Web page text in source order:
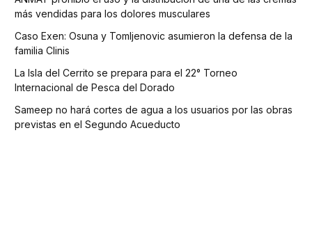
más vendidas para los dolores musculares
Caso Exen: Osuna y Tomljenovic asumieron la defensa de la
familia Clinis
La Isla del Cerrito se prepara para el 22° Torneo
Internacional de Pesca del Dorado
Sameep no hará cortes de agua a los usuarios por las obras
previstas en el Segundo Acueducto